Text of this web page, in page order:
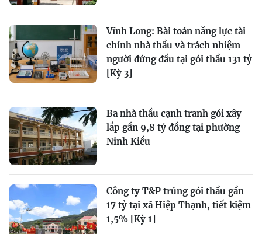
Vĩnh Long: Bài toán năng lực tài
chính nhà thầu và trách nhiệm
người đứng đầu tại gói thầu 131 tỷ
[Kỳ 3]
Ba nhà thầu cạnh tranh gói xây
lắp gần 9,8 tỷ đồng tại phường
Ninh Kiều
Công ty T&P trúng gói thầu gần
17 tỷ tại xã Hiệp Thạnh, tiết kiệm
1,5% [Kỳ 1]